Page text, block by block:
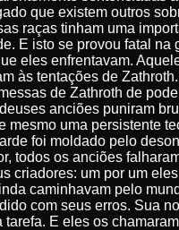
que existem outros
raças tinham uma
E isto se provou fatal na
eles enfrentavam.
às tentações de
de Zathroth de
anciões puniram
mesmo uma persistente
foi moldado pelo
todos os anciões
criadores: um por um
caminhavam pelo
com seus erros. Sua
tarefa. E eles os